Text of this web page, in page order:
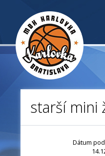
starší mini
Dátum